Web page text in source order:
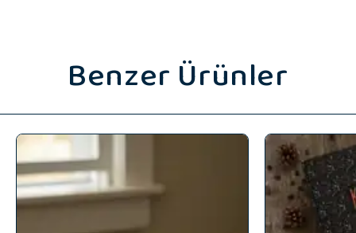
Benzer Ürünler